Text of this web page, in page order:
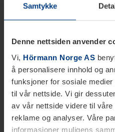
Samtykke
Denne nettsiden anvender
Vi, Hörmann Norge AS
å personalisere innhold og
funksjoner for sosiale
til vår nettside. Vi gir
av vår nettside videre til
reklame og analyser. Våre
informasjoner muligens